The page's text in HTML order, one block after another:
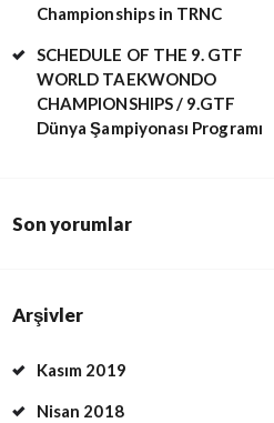
Championships in TRNC
SCHEDULE OF THE 9. GTF
WORLD TAEKWONDO
CHAMPIONSHIPS / 9.GTF
Dünya Şampiyonası Programı
Son yorumlar
Arşivler
Kasım 2019
Nisan 2018